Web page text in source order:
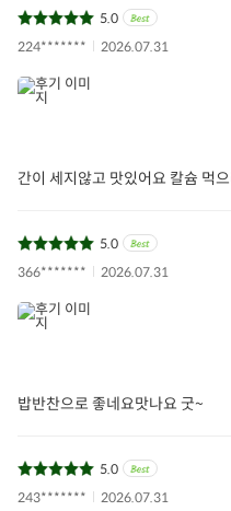
5.0
224*******
2026.07.31
간이 세지않고 맛있어요 칼슘 먹
5.0
366*******
2026.07.31
밥반찬으로 좋네요맛나요 굿~
5.0
243*******
2026.07.31